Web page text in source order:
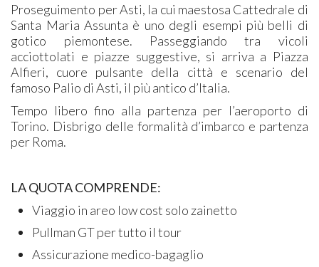
Proseguimento per Asti, la cui maestosa Cattedrale di
Santa Maria Assunta è uno degli esempi più belli di
gotico piemontese. Passeggiando tra vicoli
acciottolati e piazze suggestive, si arriva a Piazza
Alfieri, cuore pulsante della città e scenario del
famoso Palio di Asti, il più antico d’Italia.
Tempo libero fino alla partenza per l’aeroporto di
Torino. Disbrigo delle formalità d’imbarco e partenza
per Roma.
LA QUOTA COMPRENDE:
​Viaggio in areo low cost solo zainetto
Pullman GT per tutto il tour
Assicurazione medico-bagaglio